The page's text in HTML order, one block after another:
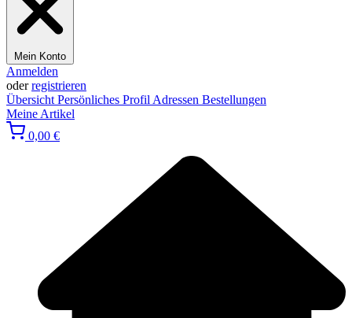
Mein Konto
Anmelden
oderregistrieren
Übersicht Persönliches Profil Adressen Bestellungen
Meine Artikel
0,00 €